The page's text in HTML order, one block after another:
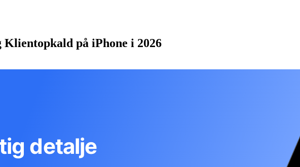
på iPhone i 2026
detalje